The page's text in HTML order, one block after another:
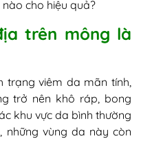
cơ địa bằng các bài
địa ở mông bằng
sáng trị viêm da cơ
cho hiệu quả?
trên mông là
viêm da mãn tính,
trở nên khô ráp, bong
khu vực da bình thường
những vùng da này còn